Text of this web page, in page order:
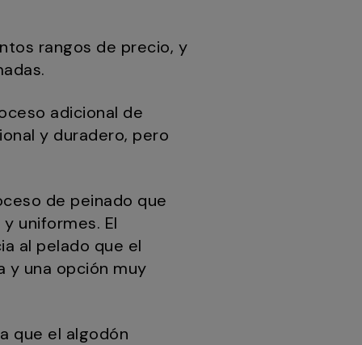
rangos de precio, y
adicional de
y duradero, pero
de peinado que
uniformes. El
al pelado que el
y una opción muy
que el algodón